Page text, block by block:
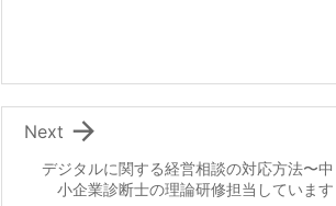
デジタルに関する経営相談の対応方法〜中
小企業診断士の理論研修担当しています

Next